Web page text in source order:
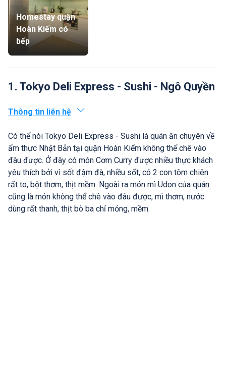
Homestay quận
Hoàn Kiếm có
bếp
1. Tokyo Deli Express - Sushi - Ngô Quyền
Thông tin liên hệ
Có thể nói Tokyo Deli Express - Sushi là quán ăn chuyên về
ẩm thực Nhật Bản tại quận Hoàn Kiếm không thể chê vào
đâu được. Ở đây có món Cơm Curry được nhiều thực khách
yêu thích bởi vì sốt đậm đà, nhiều sốt, có 2 con tôm chiên
rất to, bột thơm, thịt mềm. Ngoài ra món mì Udon của quán
cũng là món không thể chê vào đâu được, mì thơm, nước
dùng rất thanh, thịt bò ba chỉ mỏng, mềm.